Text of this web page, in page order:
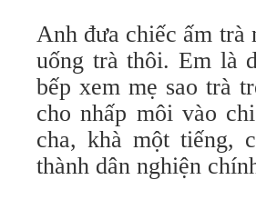
Anh đưa chiếc ấm trà
uống trà thôi. Em là
bếp xem mẹ sao trà
cho nhấp môi vào
cha, khà một tiếng,
thành dân nghiện